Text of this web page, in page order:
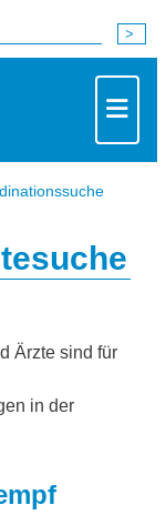
Ärzte sind für
in der